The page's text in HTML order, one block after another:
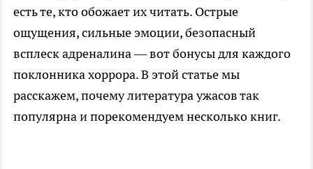
есть те, кто обожает их читать. Острые
ощущения, сильные эмоции, безопасный
всплеск адреналина — вот бонусы для каждого
поклонника хоррора. В этой статье мы
расскажем, почему литература ужасов так
популярна и порекомендуемнесколько книг.